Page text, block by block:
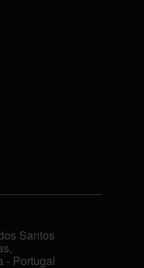
Santos
- Portugal